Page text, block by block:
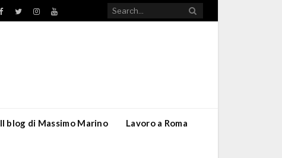
Facebook
TwitterInstagramYouTube
Il blog di Massimo Marino Lavoro a Roma